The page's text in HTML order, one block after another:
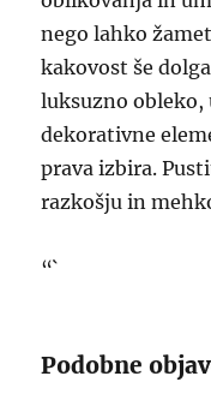
nego lahko
kakovost še
luksuzno
dekorativne
prava izbira.
razkošju in
“`
Podobne